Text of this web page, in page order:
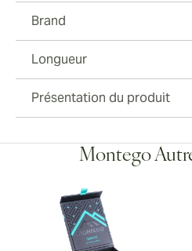
Brand
Longueur
Présentation du produit
Montego